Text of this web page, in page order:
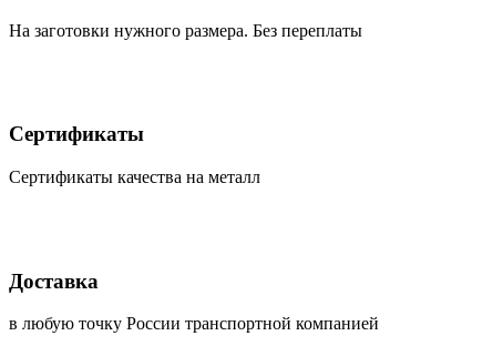
На заготовки нужного размера. Без переплаты
Сертификаты
Сертификаты качества на металл
Доставка
в любую точку России транспортной компанией